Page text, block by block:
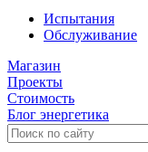
Испытания
Обслуживание
Магазин
Проекты
Стоимость
Блог энергетика